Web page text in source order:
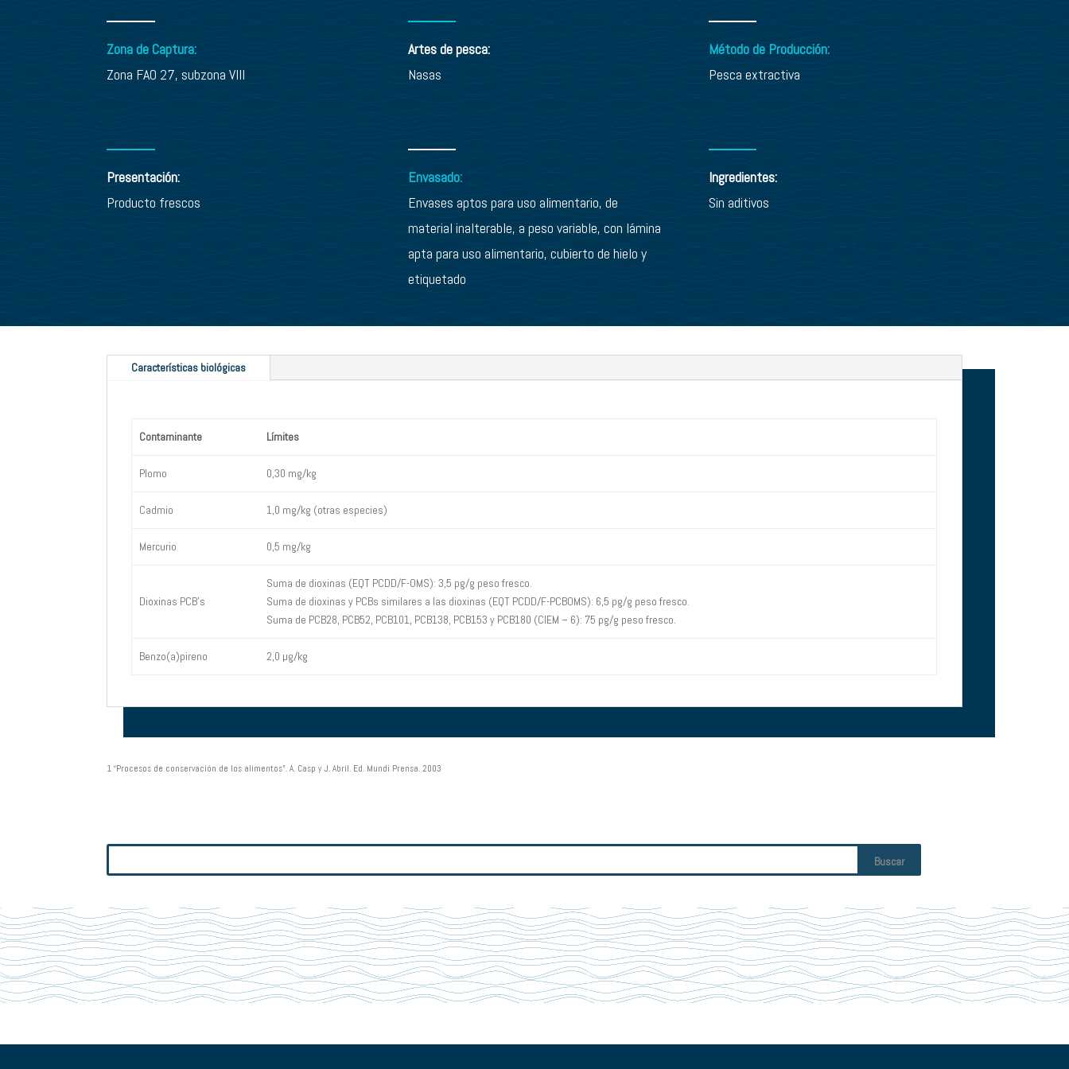
Zona de Captura:
Zona FAO 27, subzona VIII
Artes de pesca:
Nasas
Método de Producción:
Pesca extractiva
Presentación:
Producto frescos
Envasado:
Envases aptos para uso alimentario, de
material inalterable, a peso variable, con lámina
apta para uso alimentario, cubierto de hielo y
etiquetado
Ingredientes:
Sin aditivos
Características biológicas
Contaminante Límites
Plomo 0,30 mg/kg
Cadmio 1,0 mg/kg (otras especies)
Mercurio 0,5 mg/kg
Dioxinas PCB’s
Suma de dioxinas (EQT PCDD/F-OMS): 3,5 pg/g peso fresco.
Suma de dioxinas y PCBs similares a las dioxinas (EQT PCDD/F-PCBOMS): 6,5 pg/g peso fresco.
Suma de PCB28, PCB52, PCB101, PCB138, PCB153 y PCB180 (CIEM – 6): 75 pg/g peso fresco.
Benzo(a)pireno 2,0 µg/kg
1 “Procesos de conservación de los alimentos”. A. Casp y J. Abril. Ed. Mundi Prensa. 2003